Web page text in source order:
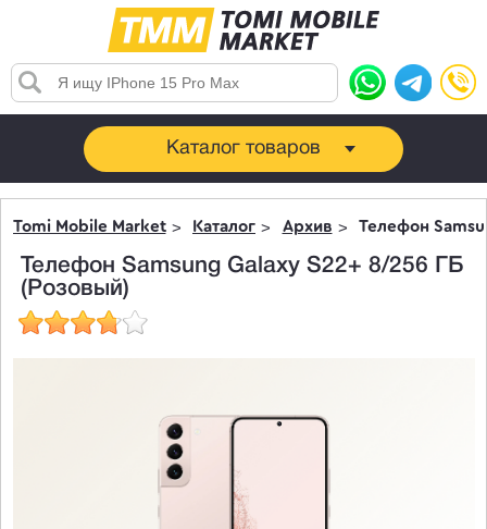
Каталог товаров
Tomi Mobile Market Каталог Архив Телефон
Телефон Samsung Galaxy S22+ 8/256 ГБ
(Розовый)